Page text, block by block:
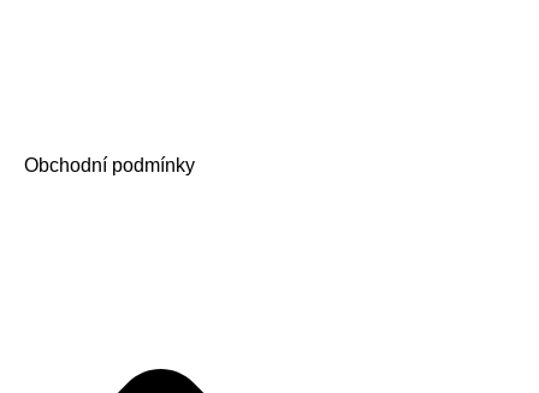
Obchodní podmínky